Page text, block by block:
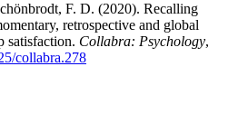
F. D. (2020). Recalling
retrospective and global
satisfaction. Collabra: Psychology,
collabra.278